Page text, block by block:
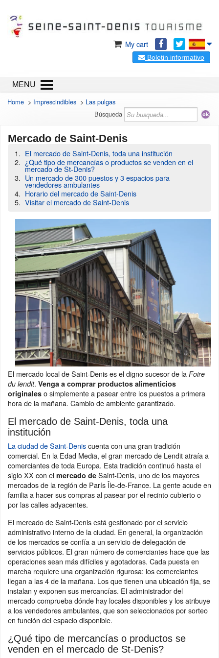
My cart
Boletin informativo
MENU
Home > Imprescindibles > Las pulgas
Búsqueda
Mercado de Saint-Denis
El mercado de Saint-Denis, toda una institución
¿Qué tipo de mercancías o productos se venden en el
mercado de St-Denis?
Un mercado de 300 puestos y 3 espacios para
vendedores ambulantes
Horario del mercado de Saint-Denis
Visitar el mercado de Saint-Denis
El mercado local de Saint-Denis es el digno sucesor de la Foire
du lendit. Venga a comprar productos alimenticios
originales o simplemente a pasear entre los puestos a primera
hora de la mañana. Cambio de ambiente garantizado.
El mercado de Saint-Denis, toda una
institución
La ciudad de Saint-Deniscuenta con una gran tradición
comercial. En la Edad Media, el gran mercado de Lendit atraía a
comerciantes de toda Europa. Esta tradición continuó hasta el
siglo XX con el mercado de Saint-Denis, uno de los mayores
mercados de la región de París Île-de-France. La gente acude en
familia a hacer sus compras al pasear por el recinto cubierto o
por las calles adyacentes.
El mercado de Saint-Denis está gestionado por el servicio
administrativo interno de la ciudad. En general, la organización
de los mercados se confía a un servicio de delegación de
servicios públicos. El gran número de comerciantes hace que las
operaciones sean más difíciles y agotadoras. Cada puesta en
marcha requiere una organización rigurosa: los comerciantes
llegan a las 4 de la mañana. Los que tienen una ubicación fija, se
instalan y exponen sus mercancías. El administrador del
mercado comprueba dónde hay locales disponibles y los atribuye
a los vendedores ambulantes, que son seleccionados por sorteo
en función del espacio disponible.
¿Qué tipo de mercancías o productos se
venden en el mercado de St-Denis?